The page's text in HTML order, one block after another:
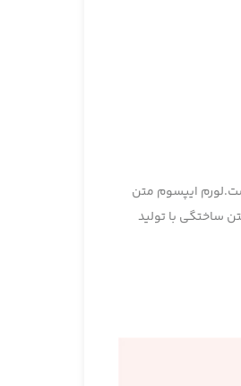
ایپسوم متن
ساختگی با تولید